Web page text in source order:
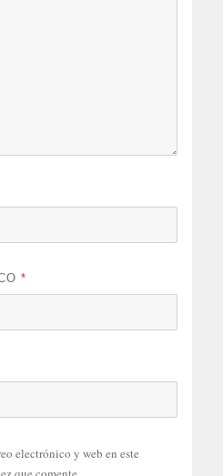
*
electrónico y web en este